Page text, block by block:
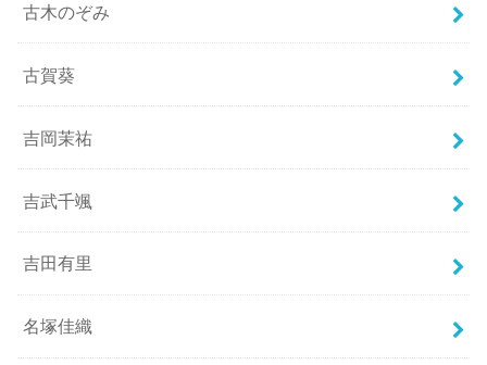
古木のぞみ
古賀葵
吉岡茉祐
吉武千颯
吉田有里
名塚佳織